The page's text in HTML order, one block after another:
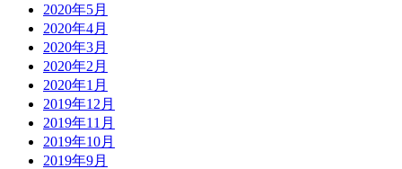
2020年5月
2020年4月
2020年3月
2020年2月
2020年1月
2019年12月
2019年11月
2019年10月
2019年9月